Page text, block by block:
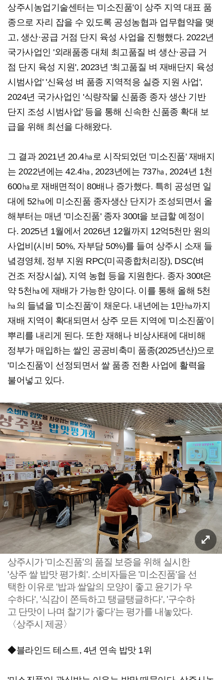
상주시농업기술센터는 '미소진품'이 상주 지역 대표 품
종으로 자리 잡을 수 있도록 공성농협과 업무협약을 맺
고, 생산·공급 거점 단지 육성 사업을 진행했다. 2022년
국가사업인 '외래품종 대체 최고품질 벼 생산·공급 거
점 단지 육성 지원', 2023년 '최고품질 벼 재배단지 육성
시범사업' '신육성 벼 품종 지역적응 실증 지원 사업',
2024년 국가사업인 '식량작물 신품종 종자 생산 기반
단지 조성 시범사업' 등을 통해 신속한 신품종 확대 보
급을 위해 최선을 다해왔다.
그 결과 2021년 20.4㏊로 시작되었던 '미소진품' 재배지
는 2022년에는 42.4㏊, 2023년에는 737㏊, 2024년 1천
600㏊로 재배면적이 80배나 증가했다. 특히 공성면 일
대에 52㏊에 미소진품 종자생산 단지가 조성되면서 올
해부터는 매년 '미소진품' 종자 300t을 보급할 예정이
다. 2025년 1월에서 2026년 12월까지 12억5천만 원의
사업비(시비 50%, 자부담 50%)를 들여 상주시 소재 들
녘경영체, 정부 지원 RPC(미곡종합처리장), DSC(벼
건조 저장시설), 지역 농협 등을 지원한다. 종자 300t은
약 5천㏊에 재배가 가능한 양이다. 이를 통해 올해 5천
㏊의 들녘을 '미소진품'이 채운다. 내년에는 1만㏊까지
재배 지역이 확대되면서 상주 모든 지역에 '미소진품'이
뿌리를 내리게 된다. 또한 재해나 비상사태에 대비해
정부가 매입하는 쌀인 공공비축미 품종(2025년산)으로
'미소진품'이 선정되면서 쌀 품종 전환 사업에 활력을
불어넣고 있다.
상주시가 '미소진품'의 품질 보증을 위해 실시한
'상주 쌀 밥맛 평가회'. 소비자들은 '미소진품'을 선
택한 이유로 '밥과 쌀알의 모양이 좋고 윤기가 우
수하다', '식감이 쫀득하고 탱글탱글하다', '구수하
고 단맛이 나며 찰기가 좋다'는 평가를 내놓았다.
〈상주시 제공〉
◆블라인드 테스트, 4년 연속 밥맛 1위